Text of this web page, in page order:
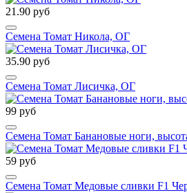
21.90 руб
Семена Томат Никола, ОГ
35.90 руб
Семена Томат Лисичка, ОГ
99 руб
Семена Томат Банановые ноги,
59 руб
Семена Томат Медовые сливки F1